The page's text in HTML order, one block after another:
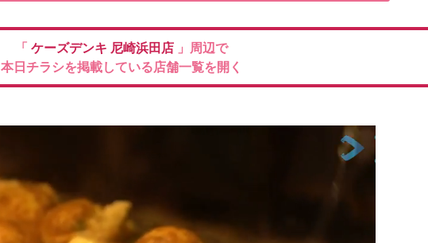
「 ケーズデンキ 尼崎浜田店 」周辺で
本日チラシを掲載している店舗一覧を開く